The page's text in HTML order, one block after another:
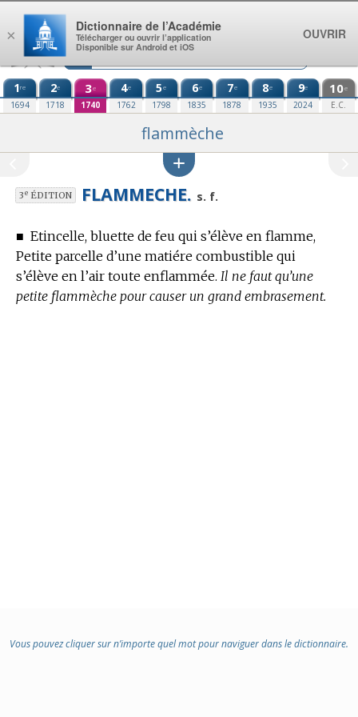
Aller au contenu
1re
1694
2e
1718
3e
1740
4e
1762
5e
1798
6e
1835
7e
1878
8e
1935
9e
2024
10e
E.C.
flammèche
3eÉDITION FLAMMECHE. s. f.
■ Etincelle, bluette de feu qui s’élève en flamme,
Petite parcelle d’une matiére combustible qui
s’élève en l’air toute enflammée. Il ne faut qu’une
petite flammèche pour causer un grand embrasement.
Vous pouvez cliquer sur n’importe quel mot pour naviguer dans le dictionnaire.
×
Dictionnaire de l’Académie
Télécharger ou ouvrir l’application
Disponible sur Android et iOS
OUVRIR